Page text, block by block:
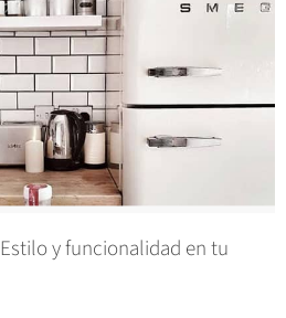
Estilo y funcionalidad en tu